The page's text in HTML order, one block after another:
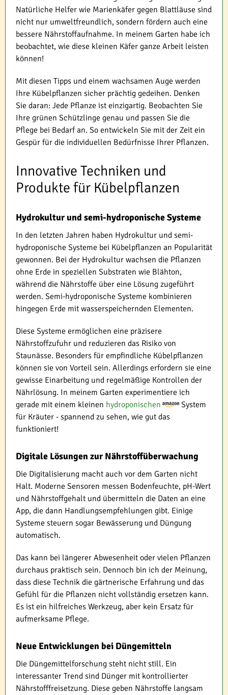
Natürliche Helfer wie Marienkäfer gegen Blattläuse sind
nicht nur umweltfreundlich, sondern fördern auch eine
bessere Nährstoffaufnahme. In meinem Garten habe ich
beobachtet, wie diese kleinen Käfer ganze Arbeit leisten
können!
Mit diesen Tipps und einem wachsamen Auge werden
Ihre Kübelpflanzen sicher prächtig gedeihen. Denken
Sie daran: Jede Pflanze ist einzigartig. Beobachten Sie
Ihre grünen Schützlinge genau und passen Sie die
Pflege bei Bedarf an. So entwickeln Sie mit der Zeit ein
Gespür für die individuellen Bedürfnisse Ihrer Pflanzen.
Innovative Techniken und
Produkte für Kübelpflanzen
Hydrokultur und semi-hydroponische Systeme
In den letzten Jahren haben Hydrokultur und semi-
hydroponische Systeme bei Kübelpflanzen an Popularität
gewonnen. Bei der Hydrokultur wachsen die Pflanzen
ohne Erde in speziellen Substraten wie Blähton,
während die Nährstoffe über eine Lösung zugeführt
werden. Semi-hydroponische Systeme kombinieren
hingegen Erde mit wasserspeichernden Elementen.
Diese Systeme ermöglichen eine präzisere
Nährstoffzufuhr und reduzieren das Risiko von
Staunässe. Besonders für empfindliche Kübelpflanzen
können sie von Vorteil sein. Allerdings erfordern sie eine
gewisse Einarbeitung und regelmäßige Kontrollen der
Nährlösung. In meinem Garten experimentiere ich
gerade mit einem kleinen hydroponischen
System
für Kräuter - spannend zu sehen, wie gut das
funktioniert!
Digitale Lösungen zur Nährstoffüberwachung
Die Digitalisierung macht auch vor dem Garten nicht
Halt. Moderne Sensoren messen Bodenfeuchte, pH-Wert
und Nährstoffgehalt und übermitteln die Daten an eine
App, die dann Handlungsempfehlungen gibt. Einige
Systeme steuern sogar Bewässerung und Düngung
automatisch.
Das kann bei längerer Abwesenheit oder vielen Pflanzen
durchaus praktisch sein. Dennoch bin ich der Meinung,
dass diese Technik die gärtnerische Erfahrung und das
Gefühl für die Pflanzen nicht vollständig ersetzen kann.
Es ist ein hilfreiches Werkzeug, aber kein Ersatz für
aufmerksame Pflege.
Neue Entwicklungen bei Düngemitteln
Die Düngemittelforschung steht nicht still. Ein
interessanter Trend sind Dünger mit kontrollierter
Nährstofffreisetzung. Diese geben Nährstoffe langsam